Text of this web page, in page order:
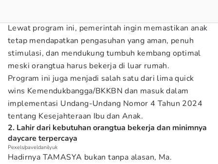
Lewat program ini, pemerintah ingin memastikan anak
tetap mendapatkan pengasuhan yang aman, penuh
stimulasi, dan mendukung tumbuh kembang optimal
meski orangtua harus bekerja di luar rumah.
Program ini juga menjadi salah satu dari lima quick
wins Kemendukbangga/BKKBN dan masuk dalam
implementasi Undang-Undang Nomor 4 Tahun 2024
tentang Kesejahteraan Ibu dan Anak.
2. Lahir dari kebutuhan orangtua bekerja dan minimnya
daycare terpercaya
Pexels/paveldanilyuk
Hadirnya TAMASYA bukan tanpa alasan, Ma.